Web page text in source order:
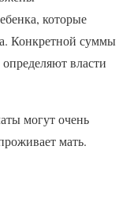
которые
Конкретной суммы
власти
могут очень
мать.